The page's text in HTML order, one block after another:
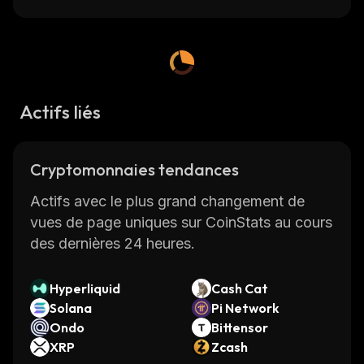
Actifs liés
Cryptomonnaies tendances
Actifs avec le plus grand changement de
vues de page uniques sur CoinStats au cours
des dernières 24 heures.
Hyperliquid
Cash Cat
Solana
Pi Network
Ondo
Bittensor
XRP
Zcash